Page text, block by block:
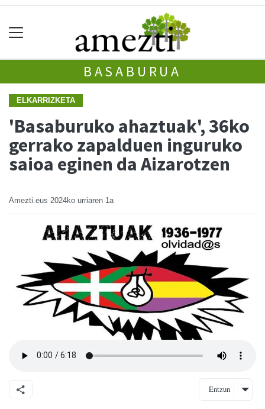
BASABURUA
ELKARRIZKETA
'Basaburuko ahaztuak', 36ko
gerrako zapalduen inguruko
saioa eginen da Aizarotzen
Amezti.eus 2024ko urriaren 1a
Entzun